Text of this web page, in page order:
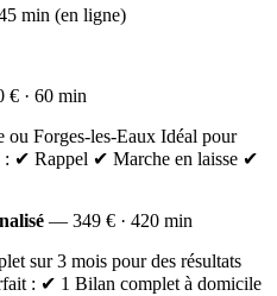
min (en ligne)
· 60 min
Forges-les-Eaux Idéal pour
: ✔ Rappel ✔ Marche en laisse ✔
— 349 € · 420 min
sur 3 mois pour des résultats
: ✔ 1 Bilan complet à domicile